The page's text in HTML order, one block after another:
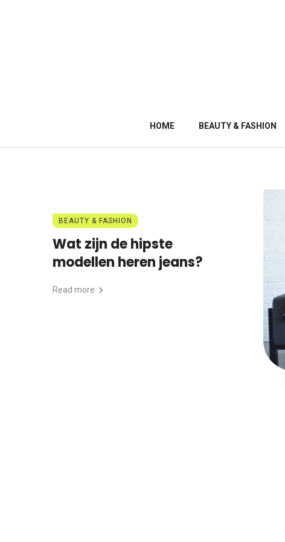
HOME BEAUTY & FASHION
BEAUTY & FASHION
Wat zijn de hipste
modellen heren jeans?
Read more